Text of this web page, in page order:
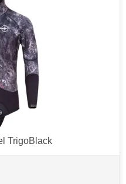
TrigoBlack